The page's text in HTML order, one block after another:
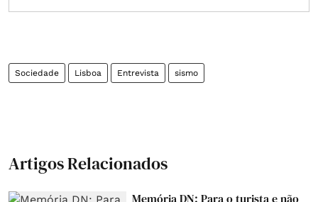
Sociedade Lisboa Entrevista sismo
Artigos Relacionados
Memória DN: Para o turista e não